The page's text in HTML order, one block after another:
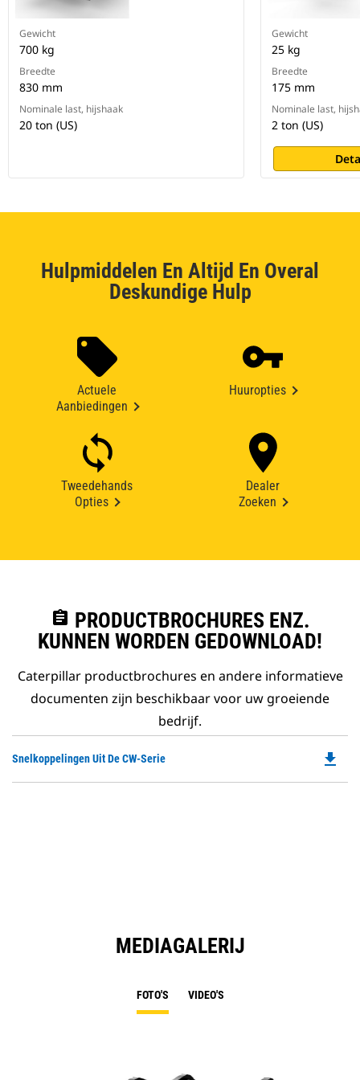
Gewicht
700 kg
Breedte
830 mm
Nominale last, hijshaak
20 ton (US)
Gewicht
25 kg
Breedte
175 mm
Nominale last,
2 ton (US)
Hulpmiddelen En Altijd En Overal
Deskundige Hulp
Actuele
Aanbiedingen
Huuropties
Tweedehands
Opties
Dealer
Zoeken
assignment PRODUCTBROCHURES ENZ.
KUNNEN WORDEN GEDOWNLOAD!
Caterpillar productbrochures en andere informatieve
documenten zijn beschikbaar voor uw groeiende
bedrijf.
Snelkoppelingen Uit De CW-Serie file_download
MEDIAGALERIJ
FOTO'S VIDEO'S